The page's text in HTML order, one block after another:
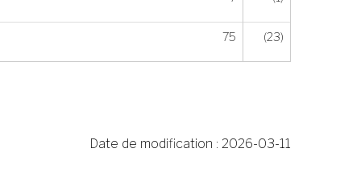
75 (23)
Date de modification : 2026-03-11